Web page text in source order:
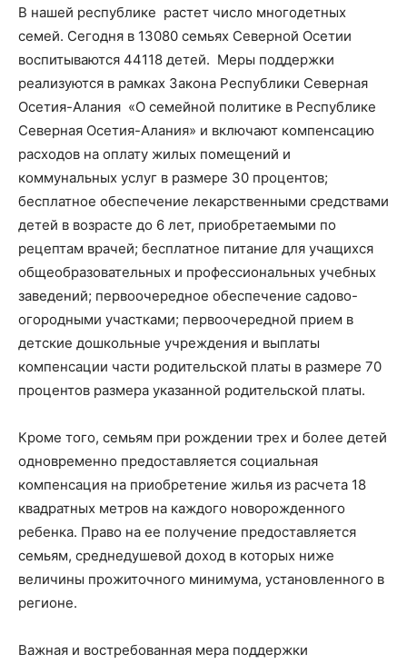
В нашей республике растет число многодетных
семей. Сегодня в 13080 семьях Северной Осетии
воспитываются 44118 детей. Меры поддержки
реализуются в рамках Закона Республики Северная
Осетия-Алания «О семейной политике в Республике
Северная Осетия-Алания» и включают компенсацию
расходов на оплату жилых помещений и
коммунальных услуг в размере 30 процентов;
бесплатное обеспечение лекарственными средствами
детей в возрасте до 6 лет, приобретаемыми по
рецептам врачей; бесплатное питание для учащихся
общеобразовательных и профессиональных учебных
заведений; первоочередное обеспечение садово-
огородными участками; первоочередной прием в
детские дошкольные учреждения и выплаты
компенсации части родительской платы в размере 70
процентов размера указанной родительской платы.
Кроме того, семьям при рождении трех и более детей
одновременно предоставляется социальная
компенсация на приобретение жилья из расчета 18
квадратных метров на каждого новорожденного
ребенка. Право на ее получение предоставляется
семьям, среднедушевой доход в которых ниже
величины прожиточного минимума, установленного в
регионе.
Важная и востребованная мера поддержки